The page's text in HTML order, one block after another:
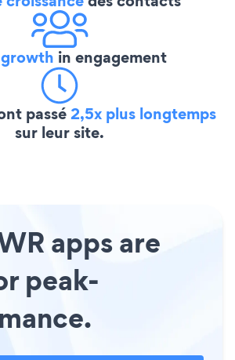
in engagement
passé2,5x plus longtemps
sur leur site.
apps are
peak-